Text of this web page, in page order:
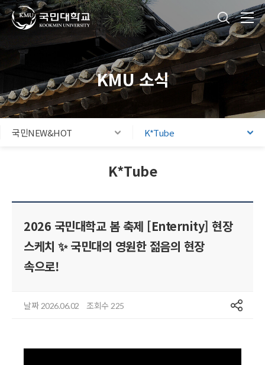
주메뉴 바로가기
본문내용 바로가기
푸터 바로가기
국민대학교
KMU 소식
국민NEW&HOT K*Tube
K*Tube
2026 국민대학교 봄 축제 [Enternity] 현장
스케치 ✨ 국민대의 영원한 젊음의 현장
속으로!
날짜 2026.06.02 조회수 225 공유